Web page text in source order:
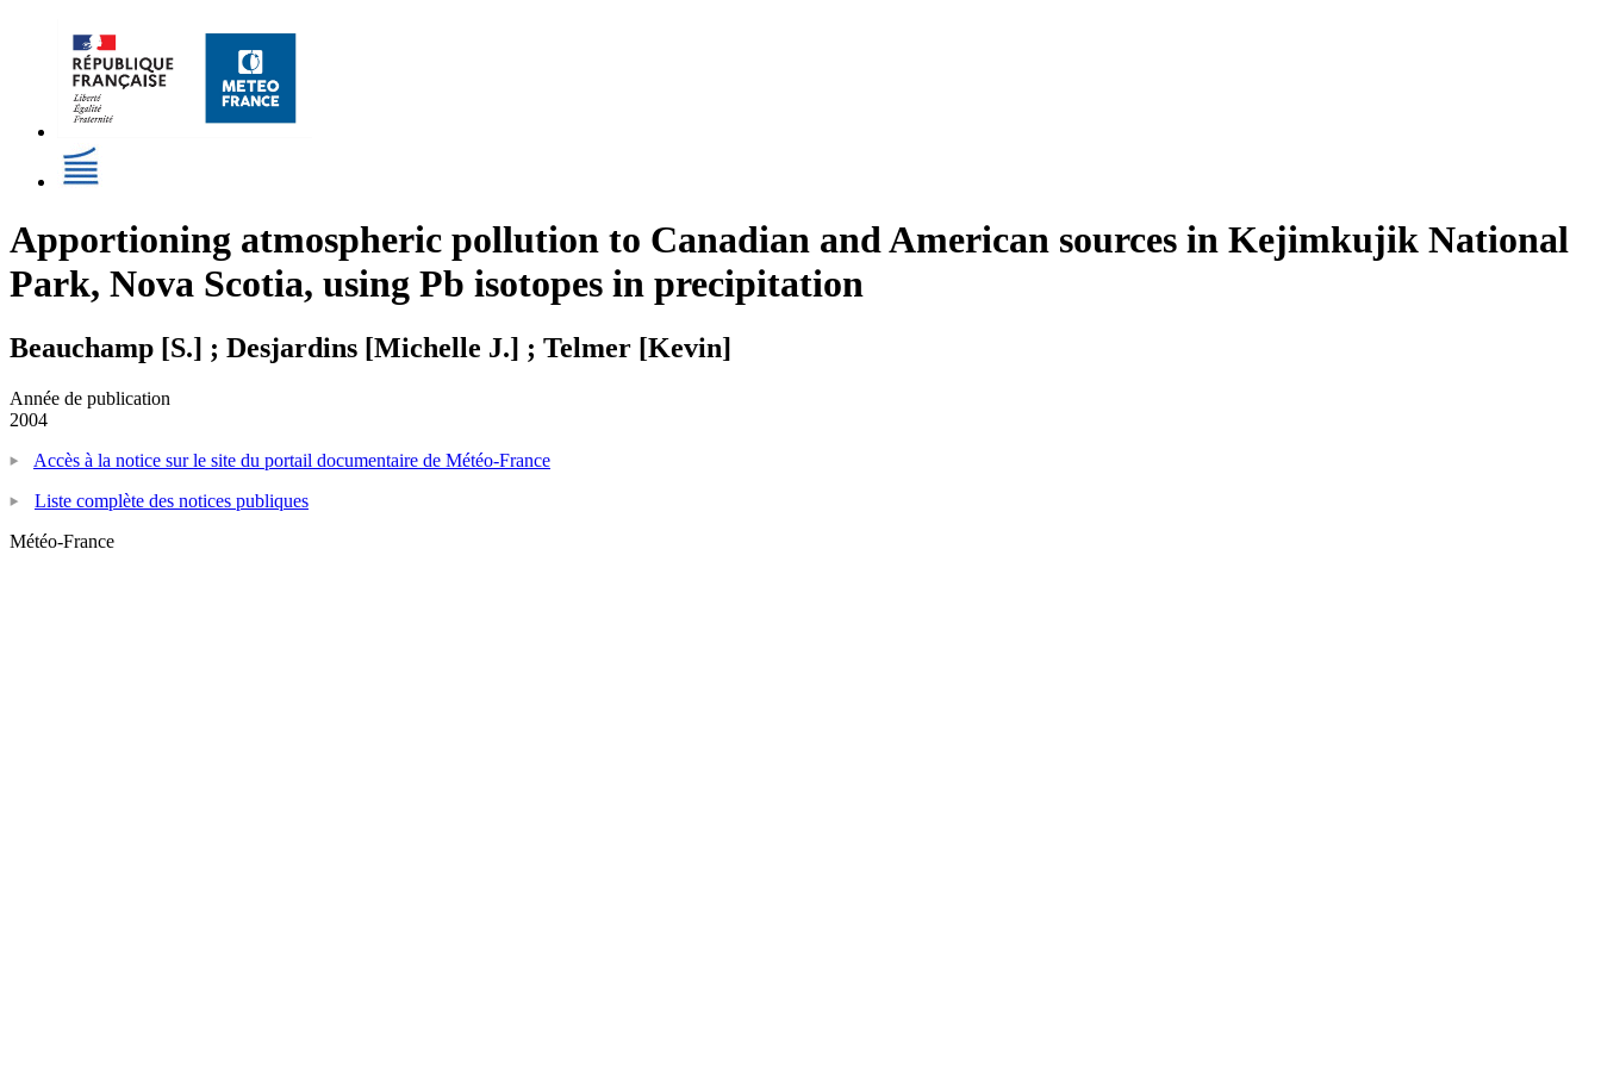
Apportioning atmospheric pollution to Canadian and American sources in Kejimkujik National
Park, Nova Scotia, using Pb isotopes in precipitation
Beauchamp [S.] ; Desjardins [Michelle J.] ; Telmer [Kevin]
Année de publication
2004
Accès à la notice sur le site du portail documentaire de Météo-France
Liste complète des notices publiques
Météo-France